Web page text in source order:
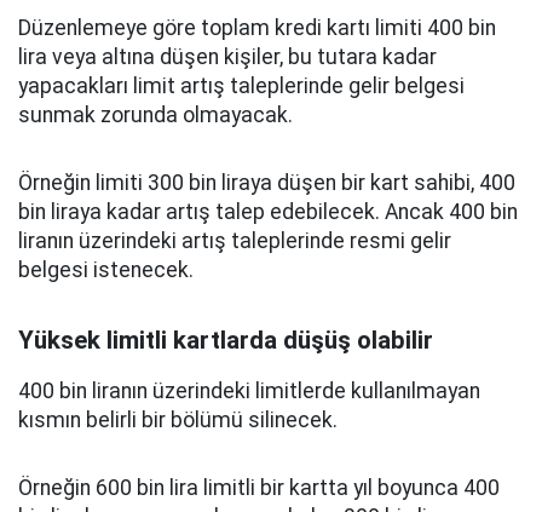
Düzenlemeye göre toplam kredi kartı limiti 400 bin
lira veya altına düşen kişiler, bu tutara kadar
yapacakları limit artış taleplerinde gelir belgesi
sunmak zorunda olmayacak.
Örneğin limiti 300 bin liraya düşen bir kart sahibi, 400
bin liraya kadar artış talep edebilecek. Ancak 400 bin
liranın üzerindeki artış taleplerinde resmi gelir
belgesi istenecek.
Yüksek limitli kartlarda düşüş olabilir
400 bin liranın üzerindeki limitlerde kullanılmayan
kısmın belirli bir bölümü silinecek.
Örneğin 600 bin lira limitli bir kartta yıl boyunca 400